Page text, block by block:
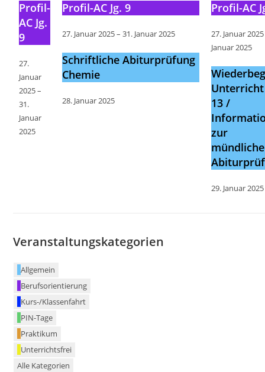
Profil-
AC Jg.
9
27.
Januar
2025–
31.
Januar
2025
Profil-AC Jg. 9
27. Januar 2025–31. Januar 2025
Schriftliche Abiturprüfung
Chemie
28. Januar 2025
Profil-AC
27. Januar 2025
Januar 2025
Unterricht
13 /
zur
29. Januar 2025
Veranstaltungskategorien
Allgemein
Berufsorientierung
Kurs-/Klassenfahrt
PIN-Tage
Praktikum
Unterrichtsfrei
Alle Kategorien